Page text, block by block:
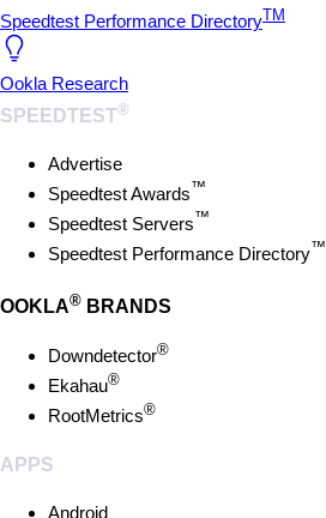
Speedtest Performance Directory TM
Ookla Research
SPEEDTEST®
Advertise
Speedtest Awards™
Speedtest Servers™
Speedtest Performance Directory™
OOKLA® BRANDS
Downdetector®
Ekahau®
RootMetrics®
APPS
Android